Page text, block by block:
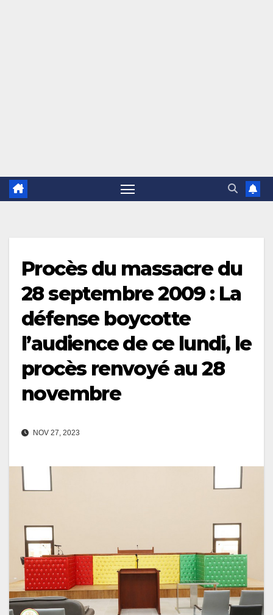
Procès du massacre du
28 septembre 2009 : La
défense boycotte
l’audience de ce lundi, le
procès renvoyé au 28
novembre
NOV 27, 2023